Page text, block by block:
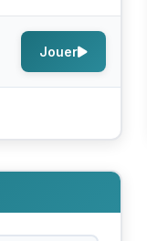
Jouer